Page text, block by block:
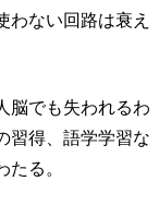
わない回路は衰え
脳でも失われるわ
習得、語学学習な
る。